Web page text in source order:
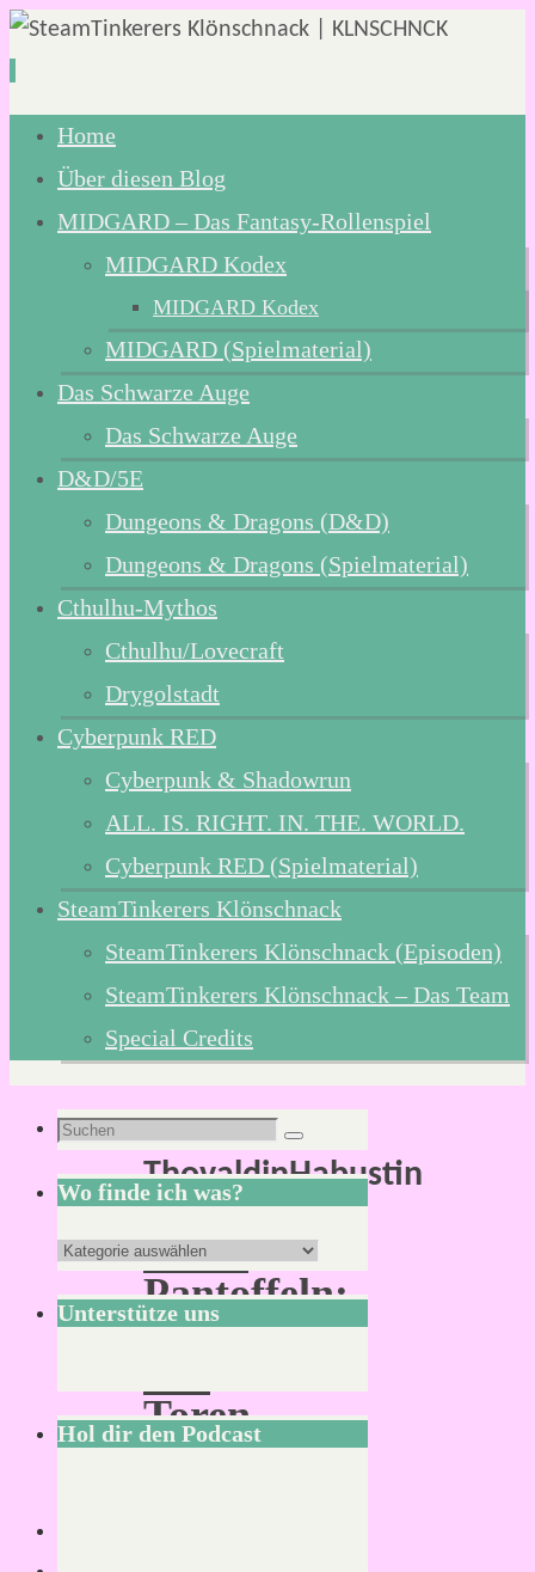
Zum
Inhalt
springen
Home
Über diesen Blog
MIDGARD – Das Fantasy-Rollenspiel
MIDGARD Kodex
MIDGARD Kodex
MIDGARD (Spielmaterial)
Das Schwarze Auge
Das Schwarze Auge
D&D/5E
Dungeons & Dragons (D&D)
Dungeons & Dragons (Spielmaterial)
Cthulhu-Mythos
Cthulhu/Lovecraft
Drygolstadt
Cyberpunk RED
Cyberpunk & Shadowrun
ALL. IS. RIGHT. IN. THE. WORLD.
Cyberpunk RED (Spielmaterial)
SteamTinkerers Klönschnack
SteamTinkerers Klönschnack (Episoden)
SteamTinkerers Klönschnack – Das Team
Special Credits
Schlagwort:
ThovaldinHabustin
Pinke
Pantoffeln:
Vor
Toren
Haelgardes
Suchen
nach:
Suchen
Wo finde ich was?
Wo
finde
ich
Unterstütze uns
Hol dir den Podcast